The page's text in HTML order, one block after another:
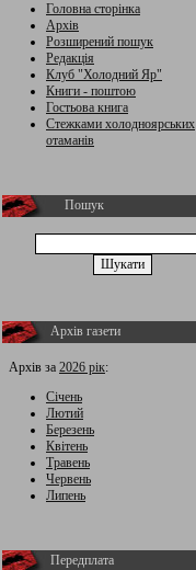
Головна сторінка
Архів
Розширений пошук
Редакція
Клуб "Холодний Яр"
Книги - поштою
Гостьова книга
Стежками холодноярських
отаманів
Пошук
Архів газети
Архів за 2026 рік:
Січень
Лютий
Березень
Квітень
Травень
Червень
Липень
Передплата